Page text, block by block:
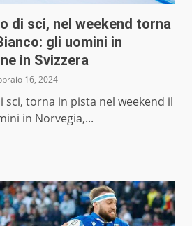
di sci, nel weekend torna
gli uomini in
in Svizzera
16, 2024
sci, torna in pista nel weekend il
in Norvegia,...